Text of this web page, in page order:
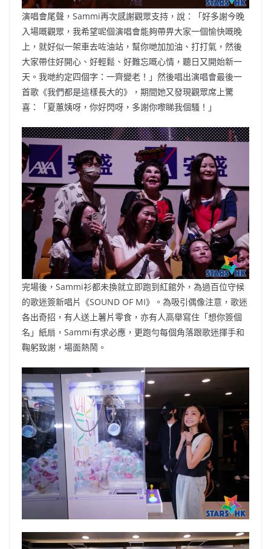
演唱會尾聲，Sammi再次感謝觀眾支持，說：「好多謝今晚
入場嘅觀眾，我希望呢個演唱會能夠帶畀大家一個愉快嘅晚
上，就好似一架車去咗油站，幫你哋加加油、打打氣，然後
大家帶住好開心、好輕鬆、好難忘嘅心情，聽日又開始新一
天。我哋約定四個字：一齊變老！」然後唱出演唱會最後一
首歌《我們都是這樣長大的》，期間她又發現觀眾席上驚
喜：「夏蕙姨呀，你好閃呀，多謝你嚟睇我個騷！」
完場後，Sammi衫都未換就立即跑到紅館外，為過百位守候
的歌迷簽新唱片《SOUND OF MI》。為吸引偶像注意，歌迷
各出奇招，有人送上薯片零食，亦有人高舉寫住「想你簽個
名」紙扇，Sammi有求必應，更跑勻每個角落跟歌迷揮手和
鞠躬致謝，場面熱鬧。